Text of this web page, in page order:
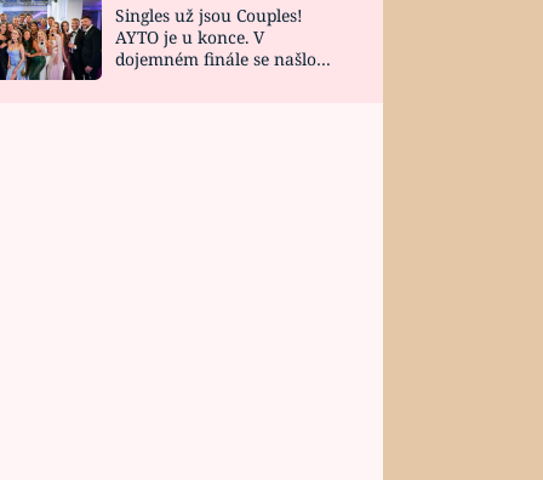
Singles už jsou Couples!
AYTO je u konce. V
dojemném finále se našlo